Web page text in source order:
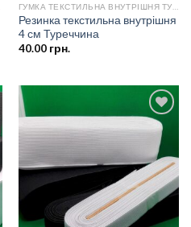
Резинка текстильна внутрішня
4 см Туреччина
40.00грн.
Додати
списку
бажань